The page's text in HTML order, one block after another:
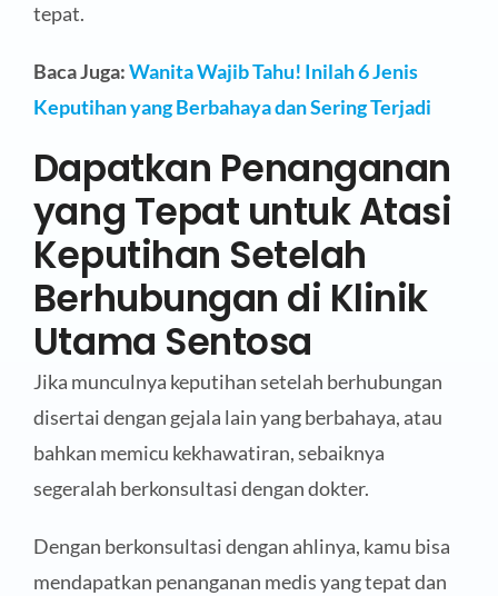
tepat.
Baca Juga:Wanita Wajib Tahu! Inilah 6 Jenis
Keputihan yang Berbahaya dan Sering Terjadi
Dapatkan Penanganan
yang Tepat untuk Atasi
Keputihan Setelah
Berhubungan di Klinik
Utama Sentosa
Jika munculnya keputihan setelah berhubungan
disertai dengan gejala lain yang berbahaya, atau
bahkan memicu kekhawatiran, sebaiknya
segeralah berkonsultasi dengan dokter.
Dengan berkonsultasi dengan ahlinya, kamu bisa
mendapatkan penanganan medis yang tepat dan